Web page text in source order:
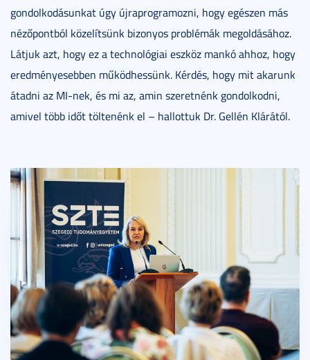
gondolkodásunkat úgy újraprogramozni, hogy egészen más
nézőpontból közelítsünk bizonyos problémák megoldásához.
Látjuk azt, hogy ez a technológiai eszköz mankó ahhoz, hogy
eredményesebben működhessünk. Kérdés, hogy mit akarunk
átadni az MI-nek, és mi az, amin szeretnénk gondolkodni,
amivel több időt töltenénk el – hallottuk Dr. Gellén Klárától.